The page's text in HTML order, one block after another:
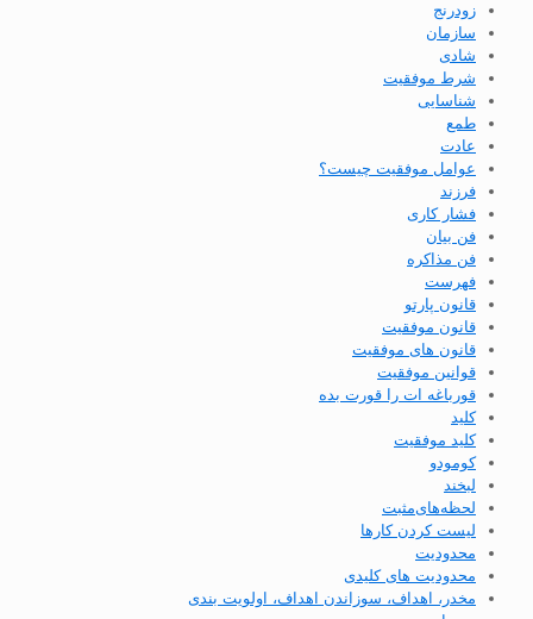
زودرنج
سازمان
شادی
شرط موفقیت
شناسایی
طمع
عادت
عوامل موفقیت چیست؟
فرزند
فشار کاری
فن بیان
فن مذاکره
فهرست
قانون پارتو
قانون موفقیت
قانون های موفقیت
قوانین موفقیت
قورباغه ات را قورت بده
کلید
کلید موفقیت
کومودو
لبخند
لحظه‌های‌مثبت
لیست کردن کارها
محدودیت
محدودیت های کلیدی
مخدر، اهداف، سوزاندن اهداف، اولویت بندی